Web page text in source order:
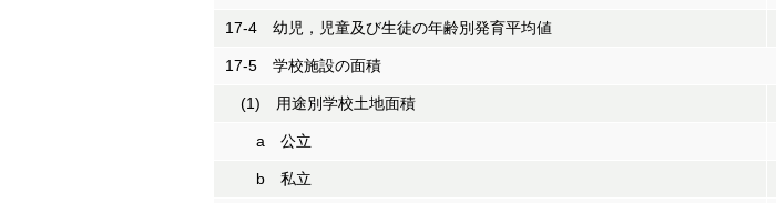
17-4 幼児，児童及び生徒の年齢別発育平均値
17-5 学校施設の面積
(1) 用途別学校土地面積
a 公立
b 私立